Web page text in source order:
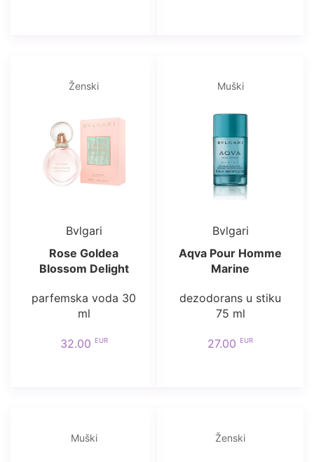
Ženski
Bvlgari
Rose Goldea
Blossom Delight
parfemska voda 30
ml
32.00 EUR
Muški
Bvlgari
Aqva Pour Homme
Marine
dezodorans u stiku
75 ml
27.00 EUR
Muški Ženski